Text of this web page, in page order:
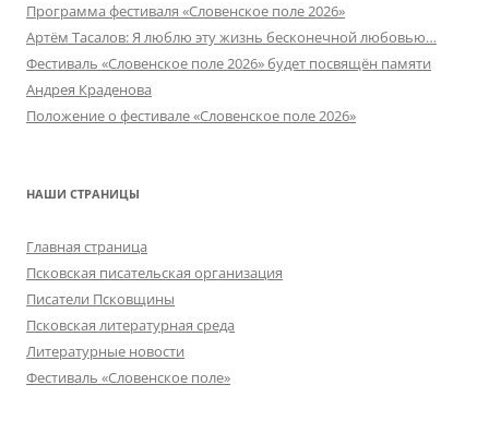
Программа фестиваля «Словенское поле 2026»
Артём Тасалов: Я люблю эту жизнь бесконечной любовью…
Фестиваль «Словенское поле 2026» будет посвящён памяти
Андрея Краденова
Положение о фестивале «Словенское поле 2026»
НАШИ СТРАНИЦЫ
Главная страница
Псковская писательская организация
Писатели Псковщины
Псковская литературная среда
Литературные новости
Фестиваль «Словенское поле»